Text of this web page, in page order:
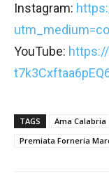
Instagram:
YouTube:
TAGS Ama Calabria
Premiata Forneria